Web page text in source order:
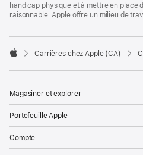
handicap physique et à mettre en place
raisonnable. Apple offre un milieu de

Carrières chez Apple (CA)
Magasiner et explorer
Portefeuille Apple
Compte